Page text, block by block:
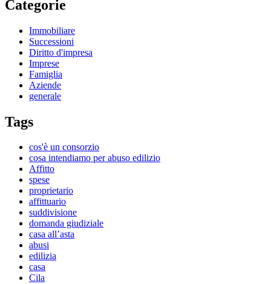
Categorie
Immobiliare
Successioni
Diritto d'impresa
Imprese
Famiglia
Aziende
generale
Tags
cos'è un consorzio
cosa intendiamo per abuso edilizio
Affitto
spese
proprietario
affittuario
suddivisione
domanda giudiziale
casa all’asta
abusi
edilizia
casa
Cila